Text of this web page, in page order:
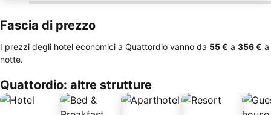
Fascia di prezzo
I prezzi degli hotel economici a Quattordio vanno da ‎55 € a ‎356 € a
notte.
Quattordio: altre strutture